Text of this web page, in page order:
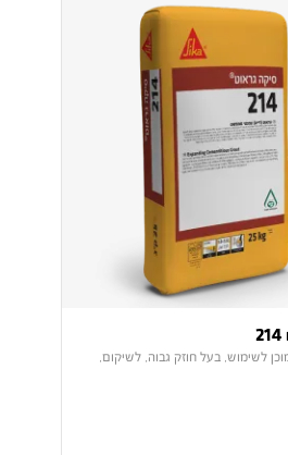
לשימוש, בעל חוזק גבוה, לשיקום,